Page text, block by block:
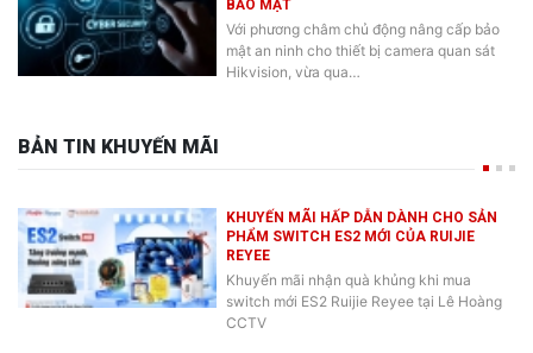
Với phương châm chủ động nâng cấp bảo
mật an ninh cho thiết bị camera quan sát
Hikvision, vừa qua…
BẢN TIN KHUYẾN MÃI
PHẨM SWITCH ES2 MỚI CỦA RUIJIE
REYEE
Khuyến mãi nhận quà khủng khi mua
switch mới ES2 Ruijie Reyee tại Lê Hoàng
CCTV